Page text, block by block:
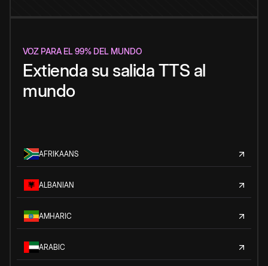
VOZ PARA EL 99% DEL MUNDO
Extienda su salida TTS al
mundo
AFRIKAANS
ALBANIAN
AMHARIC
ARABIC